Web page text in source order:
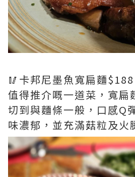
🥢卡邦尼墨魚寬扁麵$188
值得推介嘅一道菜，寬扁
切到與麵條一般，口感Q
味濃郁，並充滿菇粒及火